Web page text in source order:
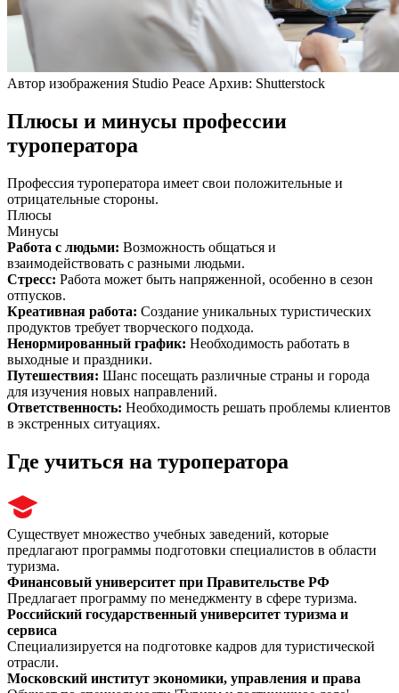
Автор изображения Studio Peace Архив: Shutterstock
Плюсы и минусы профессии
туроператора
Профессия туроператора имеет свои положительные и
отрицательные стороны.
Плюсы
Минусы
Работа с людьми: Возможность общаться и
взаимодействовать с разными людьми.
Стресс: Работа может быть напряженной, особенно в сезон
отпусков.
Креативная работа: Создание уникальных туристических
продуктов требует творческого подхода.
Ненормированный график: Необходимость работать в
выходные и праздники.
Путешествия: Шанс посещать различные страны и города
для изучения новых направлений.
Ответственность: Необходимость решать проблемы клиентов
в экстренных ситуациях.
Где учиться на туроператора
Существует множество учебных заведений, которые
предлагают программы подготовки специалистов в области
туризма.
Финансовый университет при Правительстве РФ
Предлагает программу по менеджменту в сфере туризма.
Российский государственный университет туризма и
сервиса
Специализируется на подготовке кадров для туристической
отрасли.
Московский институт экономики, управления и права